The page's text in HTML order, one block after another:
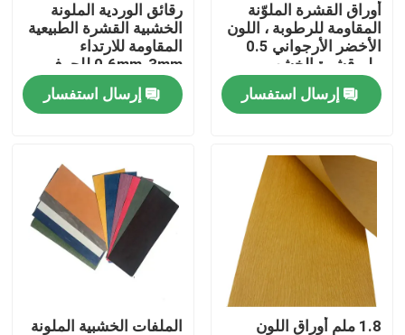
منتجات
معلومات عنا
جولة في المعمل
أوراق القشرة الملوّنة
المقاومة للرطوبة ، اللون
الأخضر الأرجواني 0.5
ملم قشرة الخشب
إرسال استفسار
رقائق الوردية الملونة
الخشبية القشرة الطبيعية
المقاومة للارتداء
0.6mm-3mm للحرف
إرسال استفسار
1.8 ملم أوراق اللون الملفات الخشبية الملونة